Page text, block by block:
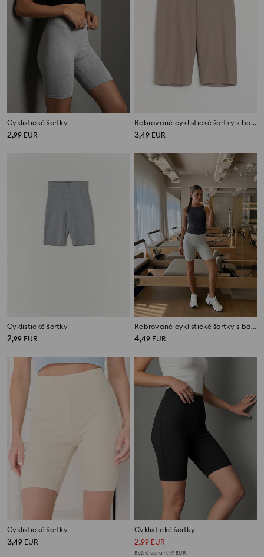
Cyklistické šortky
2,99 EUR
Rebrované cyklistické šortky s bavlnou
3,49 EUR
Cyklistické šortky
2,99 EUR
Rebrované cyklistické šortky s bavlnou
4,49 EUR
Cyklistické šortky
3,49 EUR
Cyklistické šortky
2,99 EUR
Bežná cena 4,49EUR